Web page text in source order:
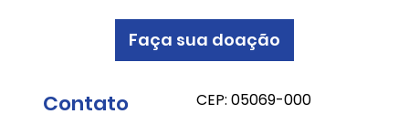
Faça sua doação
Contato
CEP: 05069-000